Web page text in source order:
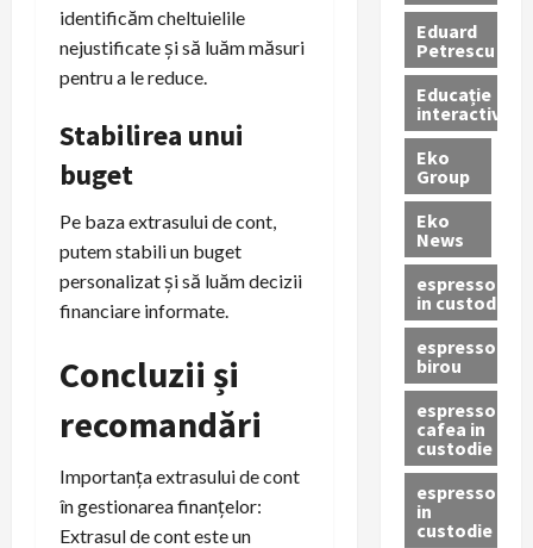
identificăm cheltuielile
nejustificate și să luăm măsuri
pentru a le reduce.
Stabilirea unui
buget
Pe baza extrasului de cont,
putem stabili un buget
personalizat și să luăm decizii
financiare informate.
Concluzii și
recomandări
Importanța extrasului de cont
în gestionarea finanțelor:
Extrasul de cont este un
Eduard
Petrescu
Educație
interactivă
Eko
Group
Eko
News
espressoare
in custodie
espressor
birou
espressor
cafea in
custodie
espressor
in
custodie